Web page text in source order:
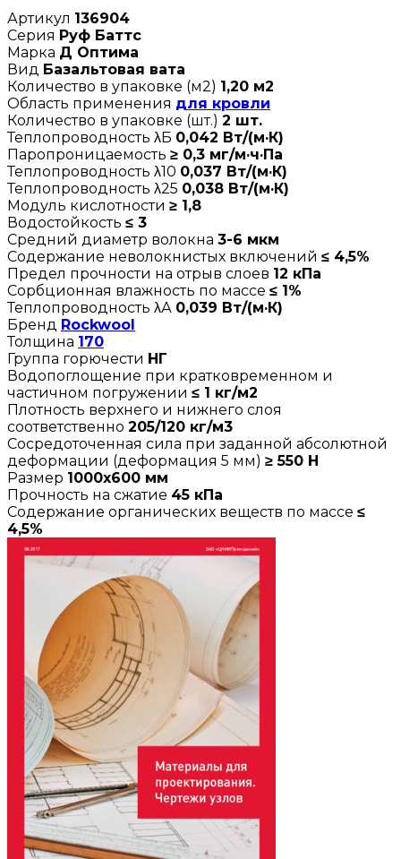
Артикул 136904
Серия Руф Баттс
Марка Д Оптима
Вид Базальтовая вата
Количество в упаковке (м2) 1,20 м2
Область применения для кровли
Количество в упаковке (шт.) 2 шт.
Теплопроводность λБ 0,042 Вт/(м·К)
Паропроницаемость ≥ 0,3 мг/м·ч·Па
Теплопроводность λ10 0,037 Вт/(м·К)
Теплопроводность λ25 0,038 Вт/(м·К)
Модуль кислотности ≥ 1,8
Водостойкость ≤ 3
Средний диаметр волокна 3-6 мкм
Содержание неволокнистых включений ≤ 4,5%
Предел прочности на отрыв слоев 12 кПа
Сорбционная влажность по массе ≤ 1%
Теплопроводность λА 0,039 Вт/(м·К)
Бренд Rockwool
Толщина 170
Группа горючести НГ
Водопоглощение при кратковременном и
частичном погружении ≤ 1 кг/м2
Плотность верхнего и нижнего слоя
соответственно 205/120 кг/м3
Сосредоточенная сила при заданной абсолютной
деформации (деформация 5 мм) ≥ 550 Н
Размер 1000х600 мм
Прочность на сжатие 45 кПа
Содержание органических веществ по массе ≤
4,5%